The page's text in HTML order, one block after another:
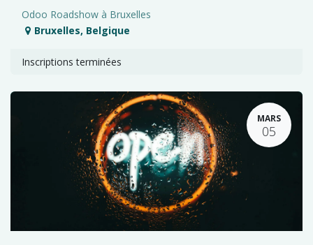
Odoo Roadshow à Bruxelles
Bruxelles, Belgique
Inscriptions terminées
MARS
05